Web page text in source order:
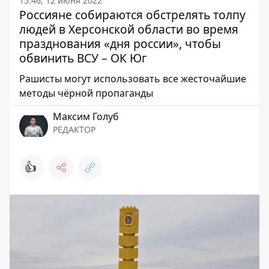
Россияне собираются обстрелять толпу
людей в Херсонской области во время
празднования «дня россии», чтобы
обвинить ВСУ – ОК Юг
Рашисты могут использовать все жесточайшие
методы чёрной пропаганды
Максим Голуб
РЕДАКТОР
👍